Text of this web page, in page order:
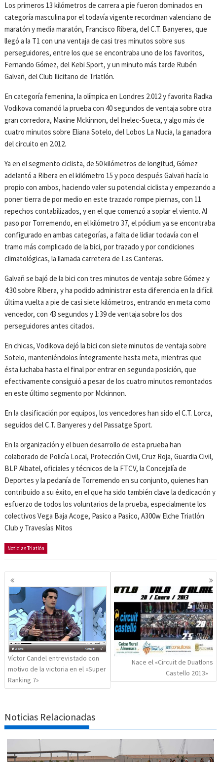
Los primeros 13 kilómetros de carrera a pie fueron dominados en
categoría masculina por el todavía vigente recordman valenciano de
maratón y media maratón, Francisco Ribera, del C.T. Banyeres, que
llegó a la T1 con una ventaja de casi tres minutos sobre sus
perseguidores, entre los que se encontraba uno de los favoritos,
Fernando Gómez, del Kebi Sport, y un minuto más tarde Rubén
Galvañ, del Club Ilicitano de Triatlón.
En categoría femenina, la olímpica en Londres 2.012 y favorita Radka
Vodikova comandó la prueba con 40 segundos de ventaja sobre otra
gran corredora, Maxine Mckinnon, del Inelec-Sueca, y algo más de
cuatro minutos sobre Eliana Sotelo, del Lobos La Nucia, la ganadora
del circuito en 2.012.
Ya en el segmento ciclista, de 50 kilómetros de longitud, Gómez
adelantó a Ribera en el kilómetro 15 y poco después Galvañ hacía lo
propio con ambos, haciendo valer su potencial ciclista y empezando a
poner tierra de por medio en este trazado rompe piernas, con 11
repechos contabilizados, y en el que comenzó a soplar el viento. Al
paso por Torremendo, en el kilómetro 37, el pódium ya se encontraba
configurado en ambas categorías, a falta de lidiar todavía con el
tramo más complicado de la bici, por trazado y por condiciones
climatológicas, la llamada carretera de Las Canteras.
Galvañ se bajó de la bici con tres minutos de ventaja sobre Gómez y
4:30 sobre Ribera, y ha podido administrar esta diferencia en la difícil
última vuelta a pie de casi siete kilómetros, entrando en meta como
vencedor, con 43 segundos y 1:39 de ventaja sobre los dos
perseguidores antes citados.
En chicas, Vodikova dejó la bici con siete minutos de ventaja sobre
Sotelo, manteniéndolos íntegramente hasta meta, mientras que
ésta luchaba hasta el final por entrar en segunda posición, que
efectivamente consiguió a pesar de los cuatro minutos remontados
en este último segmento por Mckinnon.
En la clasificación por equipos, los vencedores han sido el C.T. Lorca,
seguidos del C.T. Banyeres y del Passatge Sport.
En la organización y el buen desarrollo de esta prueba han
colaborado de Policía Local, Protección Civil, Cruz Roja, Guardia Civil,
BLP Albatel, oficiales y técnicos de la FTCV, la Concejalía de
Deportes y la pedanía de Torremendo en su conjunto, quienes han
contribuido a su éxito, en el que ha sido también clave la dedicación y
esfuerzo de todos los voluntarios de la prueba, especialmente los
colectivos Vega Baja Acoge, Pasico a Pasico, A300w Elche Triatlón
Club y Travesías Mitos
Noticias Triatlón
Navegación
de
entradas
Víctor Candel entrevistado con
motivo de la victoria en el «Super
Ranking 7»
Nace el «Circuit de Duatlons
Castello 2013»
Noticias Relacionadas